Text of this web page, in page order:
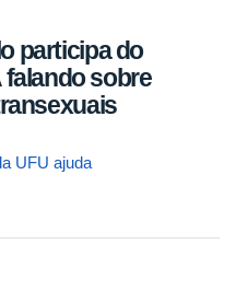
participa do
sobre
UFU ajuda